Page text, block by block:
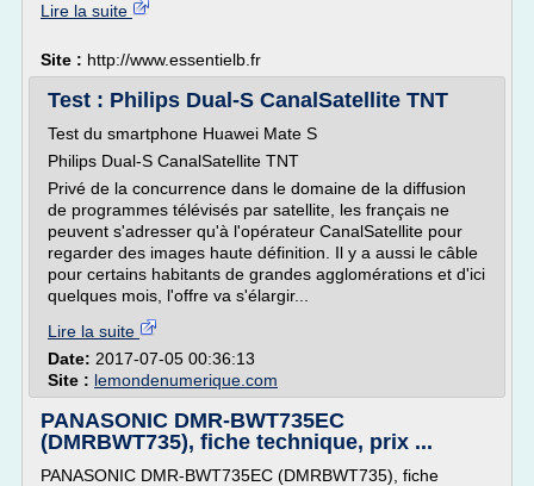
Lire la suite
Site : http://www.essentielb.fr
Test : Philips Dual-S CanalSatellite TNT
Test du smartphone Huawei Mate S
Philips Dual-S CanalSatellite TNT
Privé de la concurrence dans le domaine de la diffusion
de programmes télévisés par satellite, les français ne
peuvent s'adresser qu'à l'opérateur CanalSatellite pour
regarder des images haute définition. Il y a aussi le câble
pour certains habitants de grandes agglomérations et d'ici
quelques mois, l'offre va s'élargir...
Lire la suite
Date: 2017-07-05 00:36:13
Site : lemondenumerique.com
PANASONIC DMR-BWT735EC
(DMRBWT735), fiche technique, prix ...
PANASONIC DMR-BWT735EC (DMRBWT735), fiche